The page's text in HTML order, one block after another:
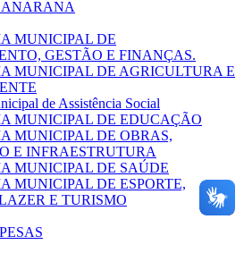
MUNICIPAL DE
GESTÃO E FINANÇAS.
MUNICIPAL DE AGRICULTURA E
de Assistência Social
MUNICIPAL DE EDUCAÇÃO
MUNICIPAL DE OBRAS,
E INFRAESTRUTURA
MUNICIPAL DE SAÚDE
MUNICIPAL DE ESPORTE,
E TURISMO